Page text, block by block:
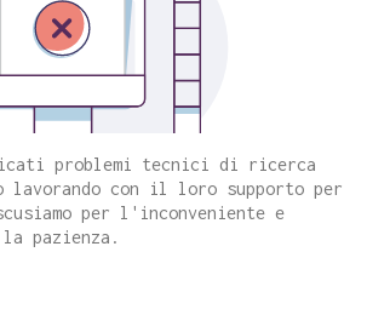
problemi tecnici di ricerca
lavorando con il loro supporto per
per l'inconveniente e
pazienza.